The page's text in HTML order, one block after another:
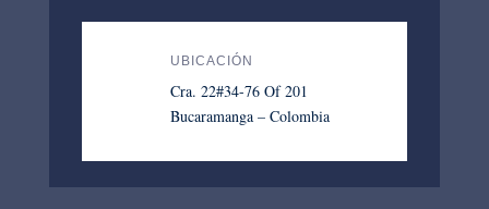
UBICACIÓN
Cra. 22#34-76 Of 201
Bucaramanga – Colombia